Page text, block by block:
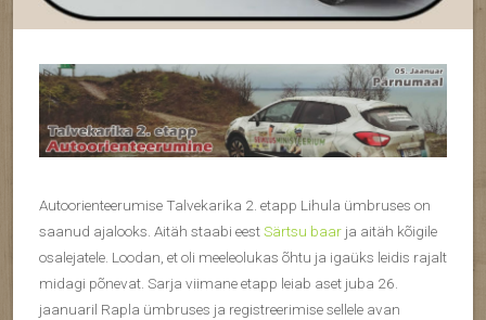
Autoorienteerumise Talvekarika 2. etapp Lihula ümbruses on
saanud ajalooks. Aitäh staabi eestSärtsu baar ja aitäh kõigile
osalejatele. Loodan, et oli meeleolukas õhtu ja igaüks leidis rajalt
midagi põnevat. Sarja viimane etapp leiab aset juba 26.
jaanuaril Rapla ümbruses ja registreerimise sellele avan